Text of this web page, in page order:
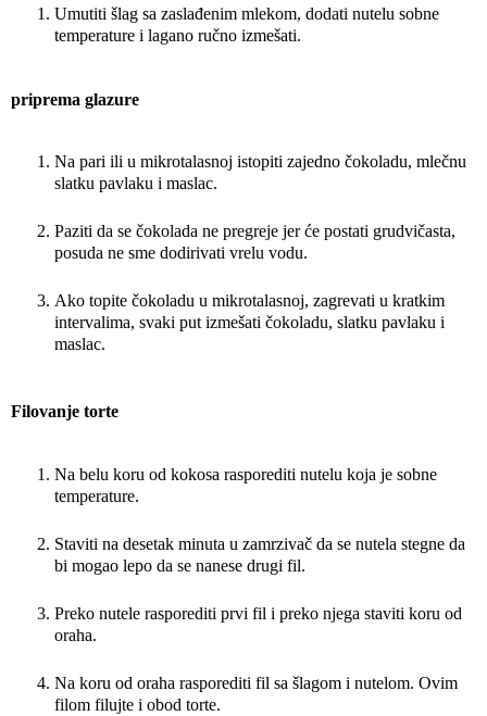
Umutiti šlag sa zaslađenim mlekom, dodati nutelu sobne
temperature i lagano ručno izmešati.
priprema glazure
Na pari ili u mikrotalasnoj istopiti zajedno čokoladu, mlečnu
slatku pavlaku i maslac.
Paziti da se čokolada ne pregreje jer će postati grudvičasta,
posuda ne sme dodirivati vrelu vodu.
Ako topite čokoladu u mikrotalasnoj, zagrevati u kratkim
intervalima, svaki put izmešati čokoladu, slatku pavlaku i
maslac.
Filovanje torte
Na belu koru od kokosa rasporediti nutelu koja je sobne
temperature.
Staviti na desetak minuta u zamrzivač da se nutela stegne da
bi mogao lepo da se nanese drugi fil.
Preko nutele rasporediti prvi fil i preko njega staviti koru od
oraha.
Na koru od oraha rasporediti fil sa šlagom i nutelom. Ovim
filom filujte i obod torte.